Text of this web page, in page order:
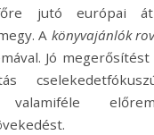
jutó európai
A könyvajánlók
Jó
valamiféle